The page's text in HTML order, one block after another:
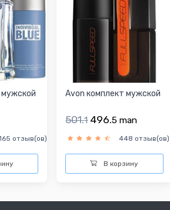
мужской
отзыв(ов)
Avon комплект мужской
501.1 496.5 man
448 отзыв(ов)
В корзину